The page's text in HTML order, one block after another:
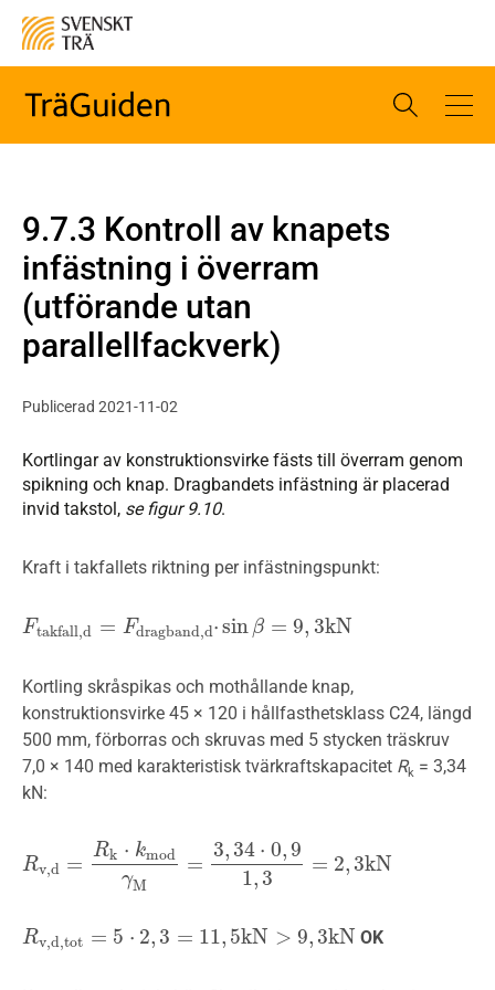
9.7.3 Kontroll av knapets
infästning i överram
(utförande utan
parallellfackverk)
Publicerad 2021-11-02
Kortlingar av konstruktionsvirke fästs till överram genom
spikning och knap. Dragbandets infästning är placerad
invid takstol, se figur 9.10.
Kraft i takfallets riktning per infästningspunkt:
Ftakfall,d = Fdragband,d⋅sin β = 9, 3kN
Ftakfal ,d =F dragband,d ⋅sinβ= 9, 3kN
Kortling skråspikas och mothållande knap,
konstruktionsvirke 45 × 120 i hållfasthetsklass C24, längd
500 mm, förborras och skruvas med 5 stycken träskruv
7,0 × 140 med karakteristisk tvärkraftskapacitet Rk = 3,34
kN:
Rv,d =
Rk ⋅ kmod
γM
=
3, 34 ⋅ 0,9
1, 3
= 2, 3kN
Rv,d= Rk kmodγM=3 34⋅ 0,91,3=2,3kN
Rv,d,tot = 5 ⋅ 2, 3 = 11, 5kN > 9, 3kN
Rv,d,t ot= 5⋅2 ,3 = 11 5 kN> 9,3kN OK